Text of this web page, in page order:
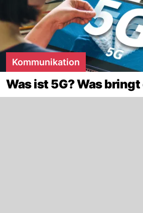
Kommunikation
Was ist 5G? Was